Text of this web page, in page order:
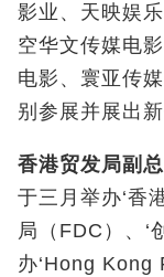
影业、天映娱
空华文传媒电
电影、寰亚传
别参展并展出新
香港贸发局副
于三月举办‘香
局（FDC）、‘
办‘Hong Kong